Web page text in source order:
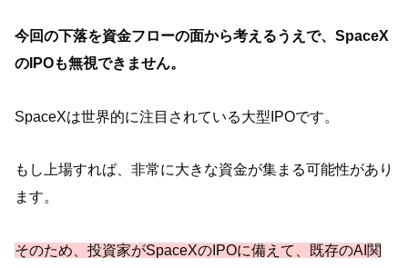
今回の下落を資金フローの面から考えるうえで、SpaceX
のIPOも無視できません。
SpaceXは世界的に注目されている大型IPOです。
もし上場すれば、非常に大きな資金が集まる可能性があり
ます。
そのため、投資家がSpaceXのIPOに備えて、既存のAI関